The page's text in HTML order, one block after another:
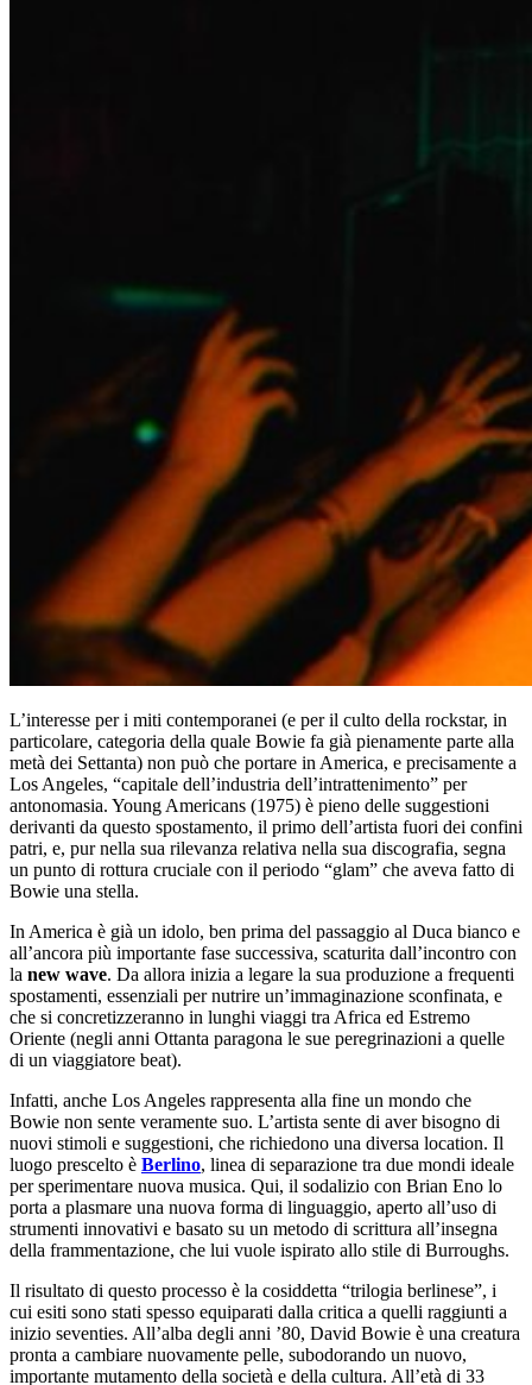
L’interesse per i miti contemporanei (e per il culto della rockstar, in
particolare, categoria della quale Bowie fa già pienamente parte alla
metà dei Settanta) non può che portare in America, e precisamente a
Los Angeles, “capitale dell’industria dell’intrattenimento” per
antonomasia. Young Americans (1975) è pieno delle suggestioni
derivanti da questo spostamento, il primo dell’artista fuori dei confini
patri, e, pur nella sua rilevanza relativa nella sua discografia, segna
un punto di rottura cruciale con il periodo “glam” che aveva fatto di
Bowie una stella.
In America è già un idolo, ben prima del passaggio al Duca bianco e
all’ancora più importante fase successiva, scaturita dall’incontro con
la new wave. Da allora inizia a legare la sua produzione a frequenti
spostamenti, essenziali per nutrire un’immaginazione sconfinata, e
che si concretizzeranno in lunghi viaggi tra Africa ed Estremo
Oriente (negli anni Ottanta paragona le sue peregrinazioni a quelle
di un viaggiatore beat).
Infatti, anche Los Angeles rappresenta alla fine un mondo che
Bowie non sente veramente suo. L’artista sente di aver bisogno di
nuovi stimoli e suggestioni, che richiedono una diversa location. Il
luogo prescelto è Berlino, linea di separazione tra due mondi ideale
per sperimentare nuova musica. Qui, il sodalizio con Brian Eno lo
porta a plasmare una nuova forma di linguaggio, aperto all’uso di
strumenti innovativi e basato su un metodo di scrittura all’insegna
della frammentazione, che lui vuole ispirato allo stile di Burroughs.
Il risultato di questo processo è la cosiddetta “trilogia berlinese”, i
cui esiti sono stati spesso equiparati dalla critica a quelli raggiunti a
inizio seventies. All’alba degli anni ’80, David Bowie è una creatura
pronta a cambiare nuovamente pelle, subodorando un nuovo,
importante mutamento della società e della cultura. All’età di 33